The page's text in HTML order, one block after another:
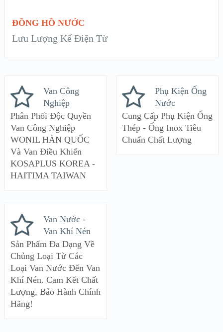
ĐỒNG HỒ NƯỚC
Lưu Lượng Kế Điện Từ
Van Công
Nghiệp
Phân Phối Độc Quyền
Van Công Nghiệp
WONIL HÀN QUỐC
Và Van Điều Khiển
KOSAPLUS KOREA -
HAITIMA TAIWAN
Phụ Kiện Ống
Nước
Cung Cấp Phụ Kiện Ống
Thép - Ống Inox Tiêu
Chuẩn Chất Lượng
Van Nước -
Van Khí Nén
Sản Phẩm Đa Dạng Về
Chủng Loại Từ Các
Loại Van Nước Đến Van
Khí Nén. Cam Kết Chất
Lượng, Bảo Hành Chính
Hãng!